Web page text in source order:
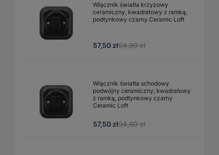
Włącznik światła krzyżowy
ceramiczny, kwadratowy z ramką,
podtynkowy czarny Ceramic Loft
57,50 zł94,80 zł
Włącznik światła schodowy
podwójny ceramiczny, kwadratowy
z ramką, podtynkowy czarny
Ceramic Loft
57,50 zł94,80 zł